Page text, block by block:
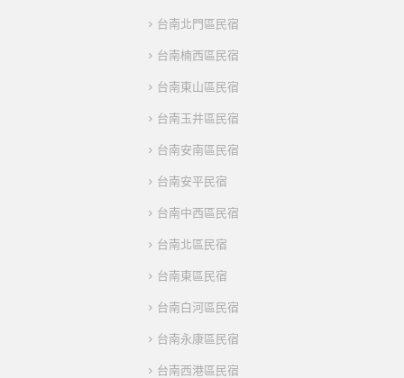
台南北門區民宿
台南楠西區民宿
台南東山區民宿
台南玉井區民宿
台南安南區民宿
台南安平民宿
台南中西區民宿
台南北區民宿
台南東區民宿
台南白河區民宿
台南永康區民宿
台南西港區民宿